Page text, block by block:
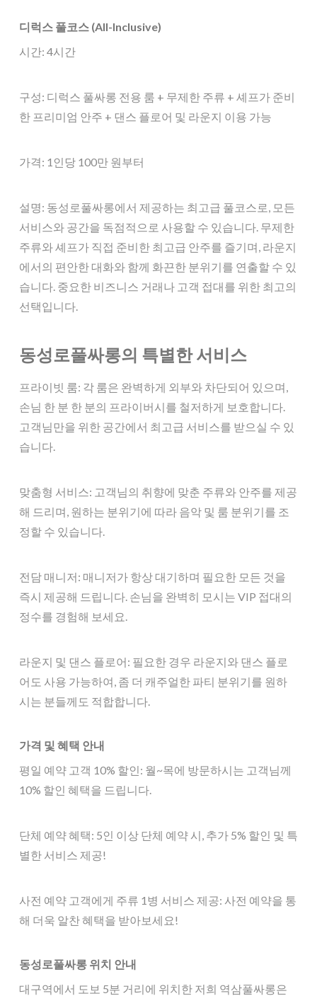
디럭스 풀코스 (All-Inclusive)
시간: 4시간
구성: 디럭스 풀싸롱 전용 룸 + 무제한 주류 + 셰프가 준비
한 프리미엄 안주 + 댄스 플로어 및 라운지 이용 가능
가격: 1인당 100만 원부터
설명: 동성로풀싸롱에서 제공하는 최고급 풀코스로, 모든
서비스와 공간을 독점적으로 사용할 수 있습니다. 무제한
주류와 셰프가 직접 준비한 최고급 안주를 즐기며, 라운지
에서의 편안한 대화와 함께 화끈한 분위기를 연출할 수 있
습니다. 중요한 비즈니스 거래나 고객 접대를 위한 최고의
선택입니다.
동성로풀싸롱의 특별한 서비스
프라이빗 룸: 각 룸은 완벽하게 외부와 차단되어 있으며,
손님 한 분 한 분의 프라이버시를 철저하게 보호합니다.
고객님만을 위한 공간에서 최고급 서비스를 받으실 수 있
습니다.
맞춤형 서비스: 고객님의 취향에 맞춘 주류와 안주를 제공
해 드리며, 원하는 분위기에 따라 음악 및 룸 분위기를 조
정할 수 있습니다.
전담 매니저: 매니저가 항상 대기하며 필요한 모든 것을
즉시 제공해 드립니다. 손님을 완벽히 모시는 VIP 접대의
정수를 경험해 보세요.
라운지 및 댄스 플로어: 필요한 경우 라운지와 댄스 플로
어도 사용 가능하여, 좀 더 캐주얼한 파티 분위기를 원하
시는 분들께도 적합합니다.
가격 및 혜택 안내
평일 예약 고객 10% 할인: 월~목에 방문하시는 고객님께
10% 할인 혜택을 드립니다.
단체 예약 혜택: 5인 이상 단체 예약 시, 추가 5% 할인 및 특
별한 서비스 제공!
사전 예약 고객에게 주류 1병 서비스 제공: 사전 예약을 통
해 더욱 알찬 혜택을 받아보세요!
동성로풀싸롱 위치 안내
대구역에서 도보 5분 거리에 위치한 저희 역삼풀싸롱은